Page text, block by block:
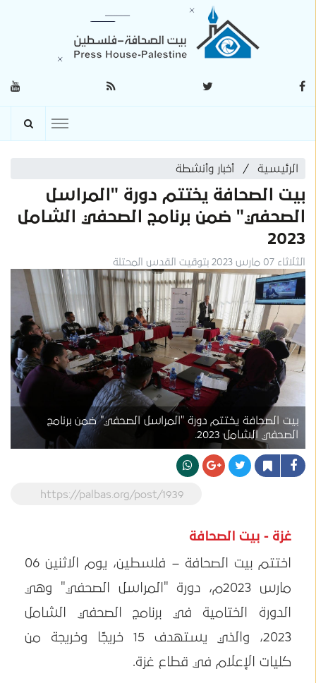
الرئيسية أخبار وأنشطة
بيت الصحافة يختتم دورة "المراسل
الصحفي" ضمن برنامج الصحفي الشامل
2023
الثلاثاء 07 مارس 2023 بتوقيت القدس المحتلة
بيت الصحافة يختتم دورة "المراسل الصحفي" ضمن برنامج
الصحفي الشامل 2023.
https://palbas.org/post/1939
غزة - بيت الصحافة
اختتم بيت الصحافة – فلسطين، يوم الاثنين 06
مارس 2023م، دورة "المراسل الصحفي" وهي
الدورة الختامية في برنامج الصحفي الشامل
2023، والذي يستهدف 15 خريجًا وخريجة من
كليات الإعلام في قطاع غزة.